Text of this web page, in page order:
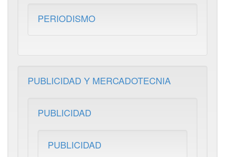
PERIODISMO
PUBLICIDAD Y MERCADOTECNIA
PUBLICIDAD
PUBLICIDAD